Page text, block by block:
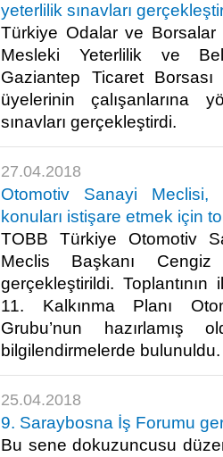
yeterlilik sınavları
Türkiye Odalar ve Borsalar
Mesleki Yeterlilik ve
Gaziantep Ticaret
üyelerinin çalışanlarına
sınavları gerçekleştirdi.​
27.04.2018
Otomotiv Sanayi Meclisi,
konuları istişare etmek için
TOBB Türkiye Otomotiv
Meclis Başkanı Cengiz
gerçekleştirildi.
11. Kalkınma Planı
Grubu’nun hazırlamış
bilgilendirmelerde
25.04.2018
9. Saraybosna İş Forumu
Bu sene dokuzuncusu